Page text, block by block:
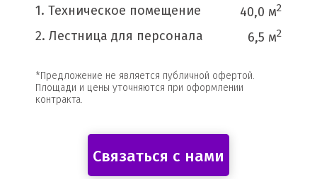
1. Техническое помещение 40,0 м2
2. Лестница для персонала 6,5 м2
*Предложение не является публичной офертой.
Площади и цены уточняются при оформлении
контракта.
Связаться с нами